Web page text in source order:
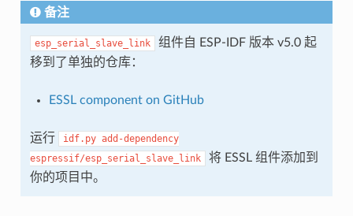
备注
esp_serial_slave_link
组件自 ESP-IDF 版本 v5.0 起
移到了单独的仓库：
ESSL component on GitHub
运行 idf.py add-dependency
espressif/esp_serial_slave_link
将 ESSL 组件添加到
你的项目中。